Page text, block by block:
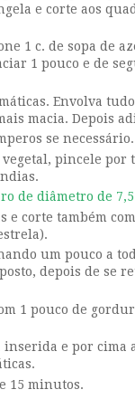
e corte aos
1 c. de sopa de
1 pouco e de
Envolva
macia. Depois
se necessário.
pincele por
de diâmetro de
corte também
um pouco a
depois de se
1 pouco de
inserida e por cima
15 minutos.